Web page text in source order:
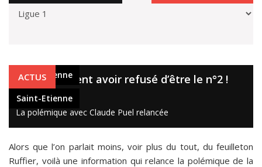
Saint-Etienne
ACTUS
Saint-Etienne
Ruffier dément avoir refusé d’être le n°2 !
15 août 2020
La polémique avec Claude Puel relancée
Alors que l’on parlait moins, voir plus du tout, du feuilleton
Ruffier, voilà une information qui relance la polémique de la